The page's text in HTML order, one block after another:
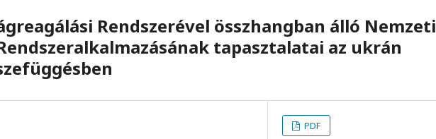
Rendszerével összhangban álló Nemzeti
tapasztalatai az ukrán
PDF